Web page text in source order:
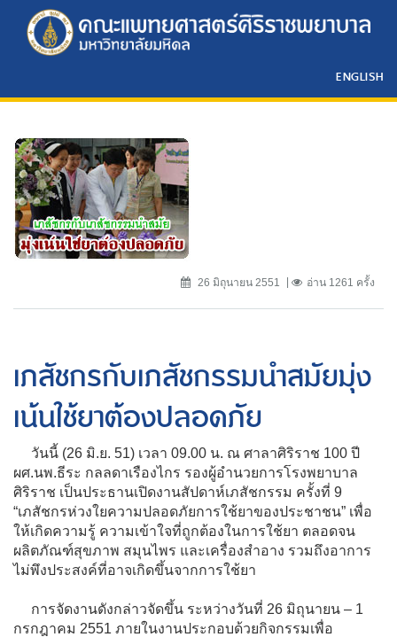
ENGLISH
26 มิถุนายน 2551 อ่าน 1261 ครั้ง
เภสัชกรกับเภสัชกรรมนำสมัยมุ่ง
เน้นใช้ยาต้องปลอดภัย
วันนี้ (26 มิ.ย. 51) เวลา 09.00 น. ณ ศาลาศิริราช 100 ปี
ผศ.นพ.ธีระ กลลดาเรืองไกร รองผู้อำนวยการโรงพยาบาล
ศิริราช เป็นประธานเปิดงานสัปดาห์เภสัชกรรม ครั้งที่ 9
“เภสัชกรห่วงใยความปลอดภัยการใช้ยาของประชาชน” เพื่อ
ให้เกิดความรู้ ความเข้าใจที่ถูกต้องในการใช้ยา ตลอดจน
ผลิตภัณฑ์สุขภาพ สมุนไพร และเครื่องสำอาง รวมถึงอาการ
ไม่พึงประสงค์ที่อาจเกิดขึ้นจากการใช้ยา
การจัดงานดังกล่าวจัดขึ้น ระหว่างวันที่ 26 มิถุนายน – 1
กรกฎาคม 2551 ภายในงานประกอบด้วยกิจกรรมเพื่อ